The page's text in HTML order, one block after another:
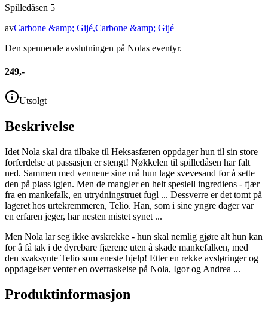
Spilledåsen 5
avCarbone &amp; Gijé,Carbone &amp; Gijé
Den spennende avslutningen på Nolas eventyr.
249,-
Utsolgt
Beskrivelse
Idet Nola skal dra tilbake til Heksasfæren oppdager hun til sin store
forferdelse at passasjen er stengt! Nøkkelen til spilledåsen har falt
ned. Sammen med vennene sine må hun lage svevesand for å sette
den på plass igjen. Men de mangler en helt spesiell ingrediens - fjær
fra en mankefalk, en utrydningstruet fugl ... Dessverre er det tomt på
lageret hos urtekremmeren, Telio. Han, som i sine yngre dager var
en erfaren jeger, har nesten mistet synet ...
Men Nola lar seg ikke avskrekke - hun skal nemlig gjøre alt hun kan
for å få tak i de dyrebare fjærene uten å skade mankefalken, med
den svaksynte Telio som eneste hjelp! Etter en rekke avsløringer og
oppdagelser venter en overraskelse på Nola, Igor og Andrea ...
Produktinformasjon